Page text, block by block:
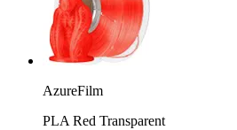
AzureFilm
PLA Red Transparent